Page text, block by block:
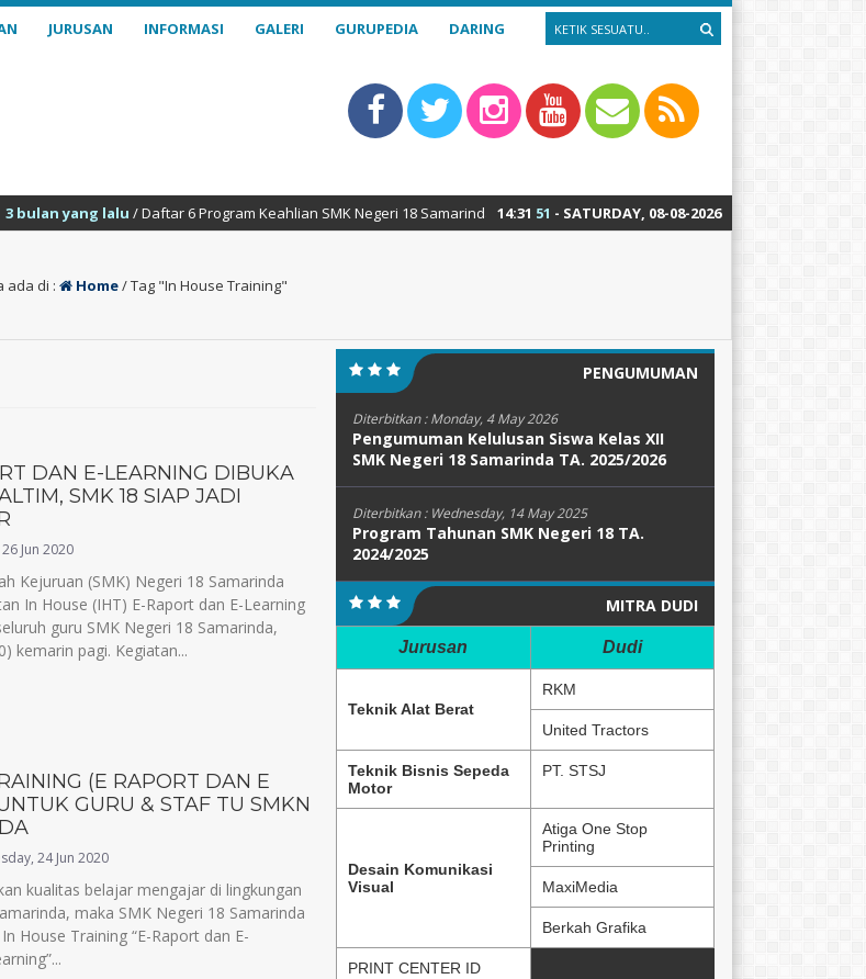
JURUSAN INFORMASI GALERI GURUPEDIA DARING
14:31 52 - SATURDAY, 08-08-2026
lalu/ Daftar 6 Program Keahlian SMK Negeri 18 Samarinda : Teknik Alat Berat – Teknik Sepeda Motor – Teknik Kendaraan
ada di : Home/Tag "In House Training"
DAN E-LEARNING DIBUKA
SMK 18 SIAP JADI
Jun 2020
Kejuruan (SMK) Negeri 18 Samarinda
In House (IHT) E-Raport dan E-Learning
guru SMK Negeri 18 Samarinda,
kemarin pagi. Kegiatan...
(E RAPORT DAN E
GURU & STAF TU SMKN
24 Jun 2020
kualitas belajar mengajar di lingkungan
maka SMK Negeri 18 Samarinda
House Training “E-Raport dan E-
PENGUMUMAN
Diterbitkan :Monday, 4 May 2026
Pengumuman Kelulusan Siswa Kelas XII
SMK Negeri 18 Samarinda TA. 2025/2026
Diterbitkan : Wednesday, 14 May 2025
Program Tahunan SMK Negeri 18 TA.
2024/2025
MITRA DUDI
Jurusan Dudi
Teknik Alat Berat
RKM
United Tractors
Teknik Bisnis Sepeda
Motor
PT. STSJ
Desain Komunikasi
Visual
Atiga One Stop
Printing
MaxiMedia
Berkah Grafika
PRINT CENTER ID